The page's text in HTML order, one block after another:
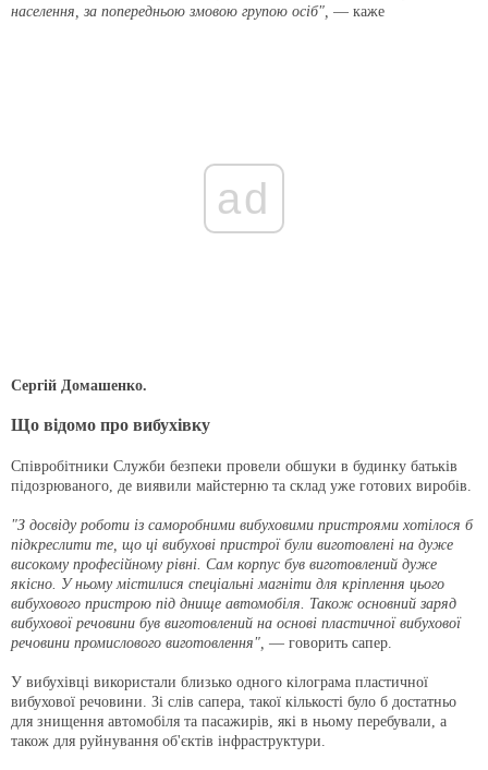
населення, за попередньою змовою групою осіб", — каже
ad
Сергій Домашенко.
Що відомо про вибухівку
Співробітники Служби безпеки провели обшуки в будинку батьків
підозрюваного, де виявили майстерню та склад уже готових виробів.
"З досвіду роботи із саморобними вибуховими пристроями хотілося б
підкреслити те, що ці вибухові пристрої були виготовлені на дуже
високому професійному рівні. Сам корпус був виготовлений дуже
якісно. У ньому містилися спеціальні магніти для кріплення цього
вибухового пристрою під днище автомобіля. Також основний заряд
вибухової речовини був виготовлений на основі пластичної вибухової
речовини промислового виготовлення", — говорить сапер.
У вибухівці використали близько одного кілограма пластичної
вибухової речовини. Зі слів сапера, такої кількості було б достатньо
для знищення автомобіля та пасажирів, які в ньому перебували, а
також для руйнування об'єктів інфраструктури.